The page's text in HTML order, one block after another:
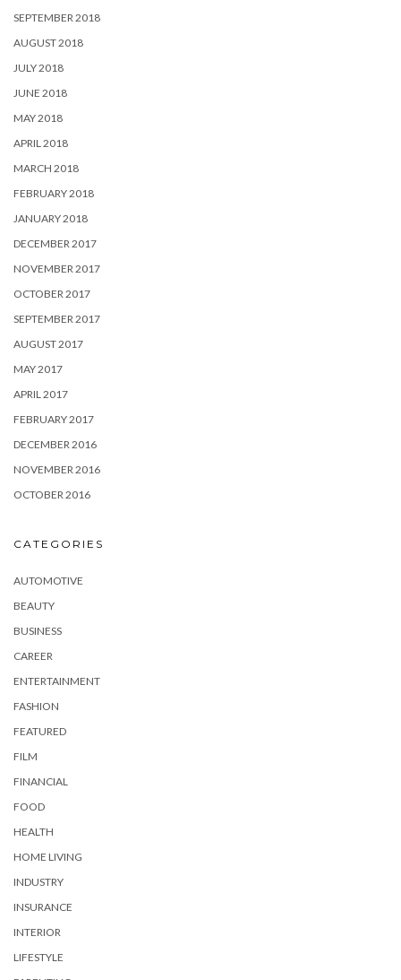
SEPTEMBER 2018
AUGUST 2018
JULY 2018
JUNE 2018
MAY 2018
APRIL 2018
MARCH 2018
FEBRUARY 2018
JANUARY 2018
DECEMBER 2017
NOVEMBER 2017
OCTOBER 2017
SEPTEMBER 2017
AUGUST 2017
MAY 2017
APRIL 2017
FEBRUARY 2017
DECEMBER 2016
NOVEMBER 2016
OCTOBER 2016
CATEGORIES
AUTOMOTIVE
BEAUTY
BUSINESS
CAREER
ENTERTAINMENT
FASHION
FEATURED
FILM
FINANCIAL
FOOD
HEALTH
HOME LIVING
INDUSTRY
INSURANCE
INTERIOR
LIFESTYLE